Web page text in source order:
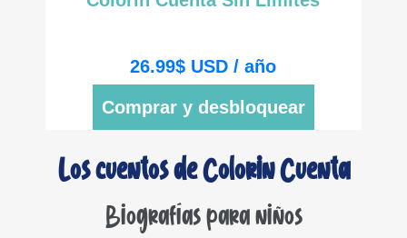
26.99$ USD / año
Comprar y desbloquear
Los cuentos de Colorin Cuenta
Biografías para niños